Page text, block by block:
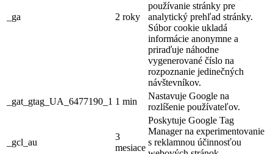
_ga 2 roky
používanie stránky pre
analytický prehľad stránky.
Súbor cookie ukladá
informácie anonymne a
priraďuje náhodne
vygenerované číslo na
rozpoznanie jedinečných
návštevníkov.
_gat_gtag_UA_6477190_1 1 min
Nastavuje Google na
rozlíšenie používateľov.
_gcl_au
3
mesiace
Poskytuje Google Tag
Manager na experimentovanie
s reklamnou účinnosťou